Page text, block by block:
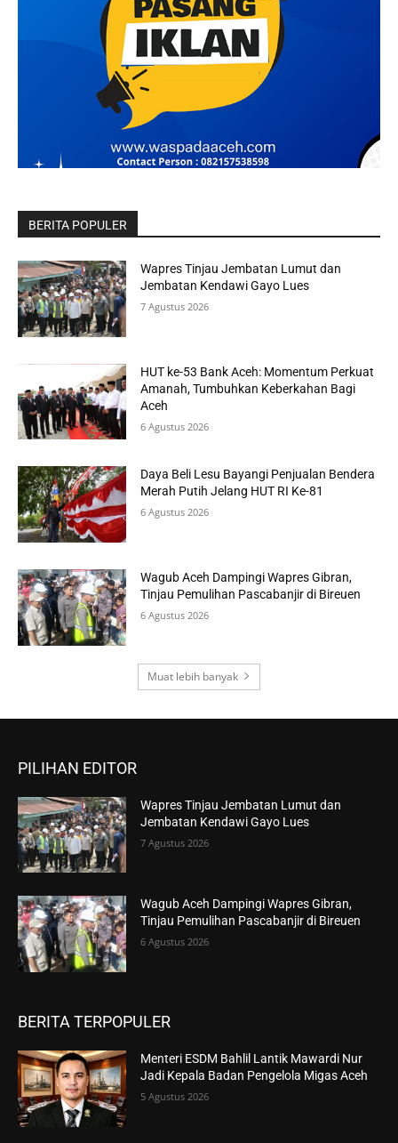
BERITA POPULER
Wapres Tinjau Jembatan Lumut dan
Jembatan Kendawi Gayo Lues
7 Agustus 2026
HUT ke-53 Bank Aceh: Momentum Perkuat
Amanah, Tumbuhkan Keberkahan Bagi
Aceh
6 Agustus 2026
Daya Beli Lesu Bayangi Penjualan Bendera
Merah Putih Jelang HUT RI Ke-81
6 Agustus 2026
Wagub Aceh Dampingi Wapres Gibran,
Tinjau Pemulihan Pascabanjir di Bireuen
6 Agustus 2026
Muat lebih banyak
PILIHAN EDITOR
Wapres Tinjau Jembatan Lumut dan
Jembatan Kendawi Gayo Lues
7 Agustus 2026
Wagub Aceh Dampingi Wapres Gibran,
Tinjau Pemulihan Pascabanjir di Bireuen
6 Agustus 2026
BERITA TERPOPULER
Menteri ESDM Bahlil Lantik Mawardi Nur
Jadi Kepala Badan Pengelola Migas Aceh
5 Agustus 2026